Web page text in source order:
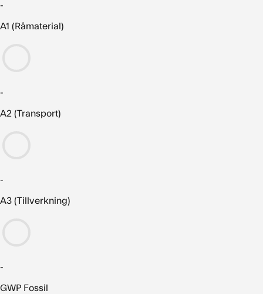
-
A1 (Råmaterial)
-
A2 (Transport)
-
A3 (Tillverkning)
-
GWP Fossil